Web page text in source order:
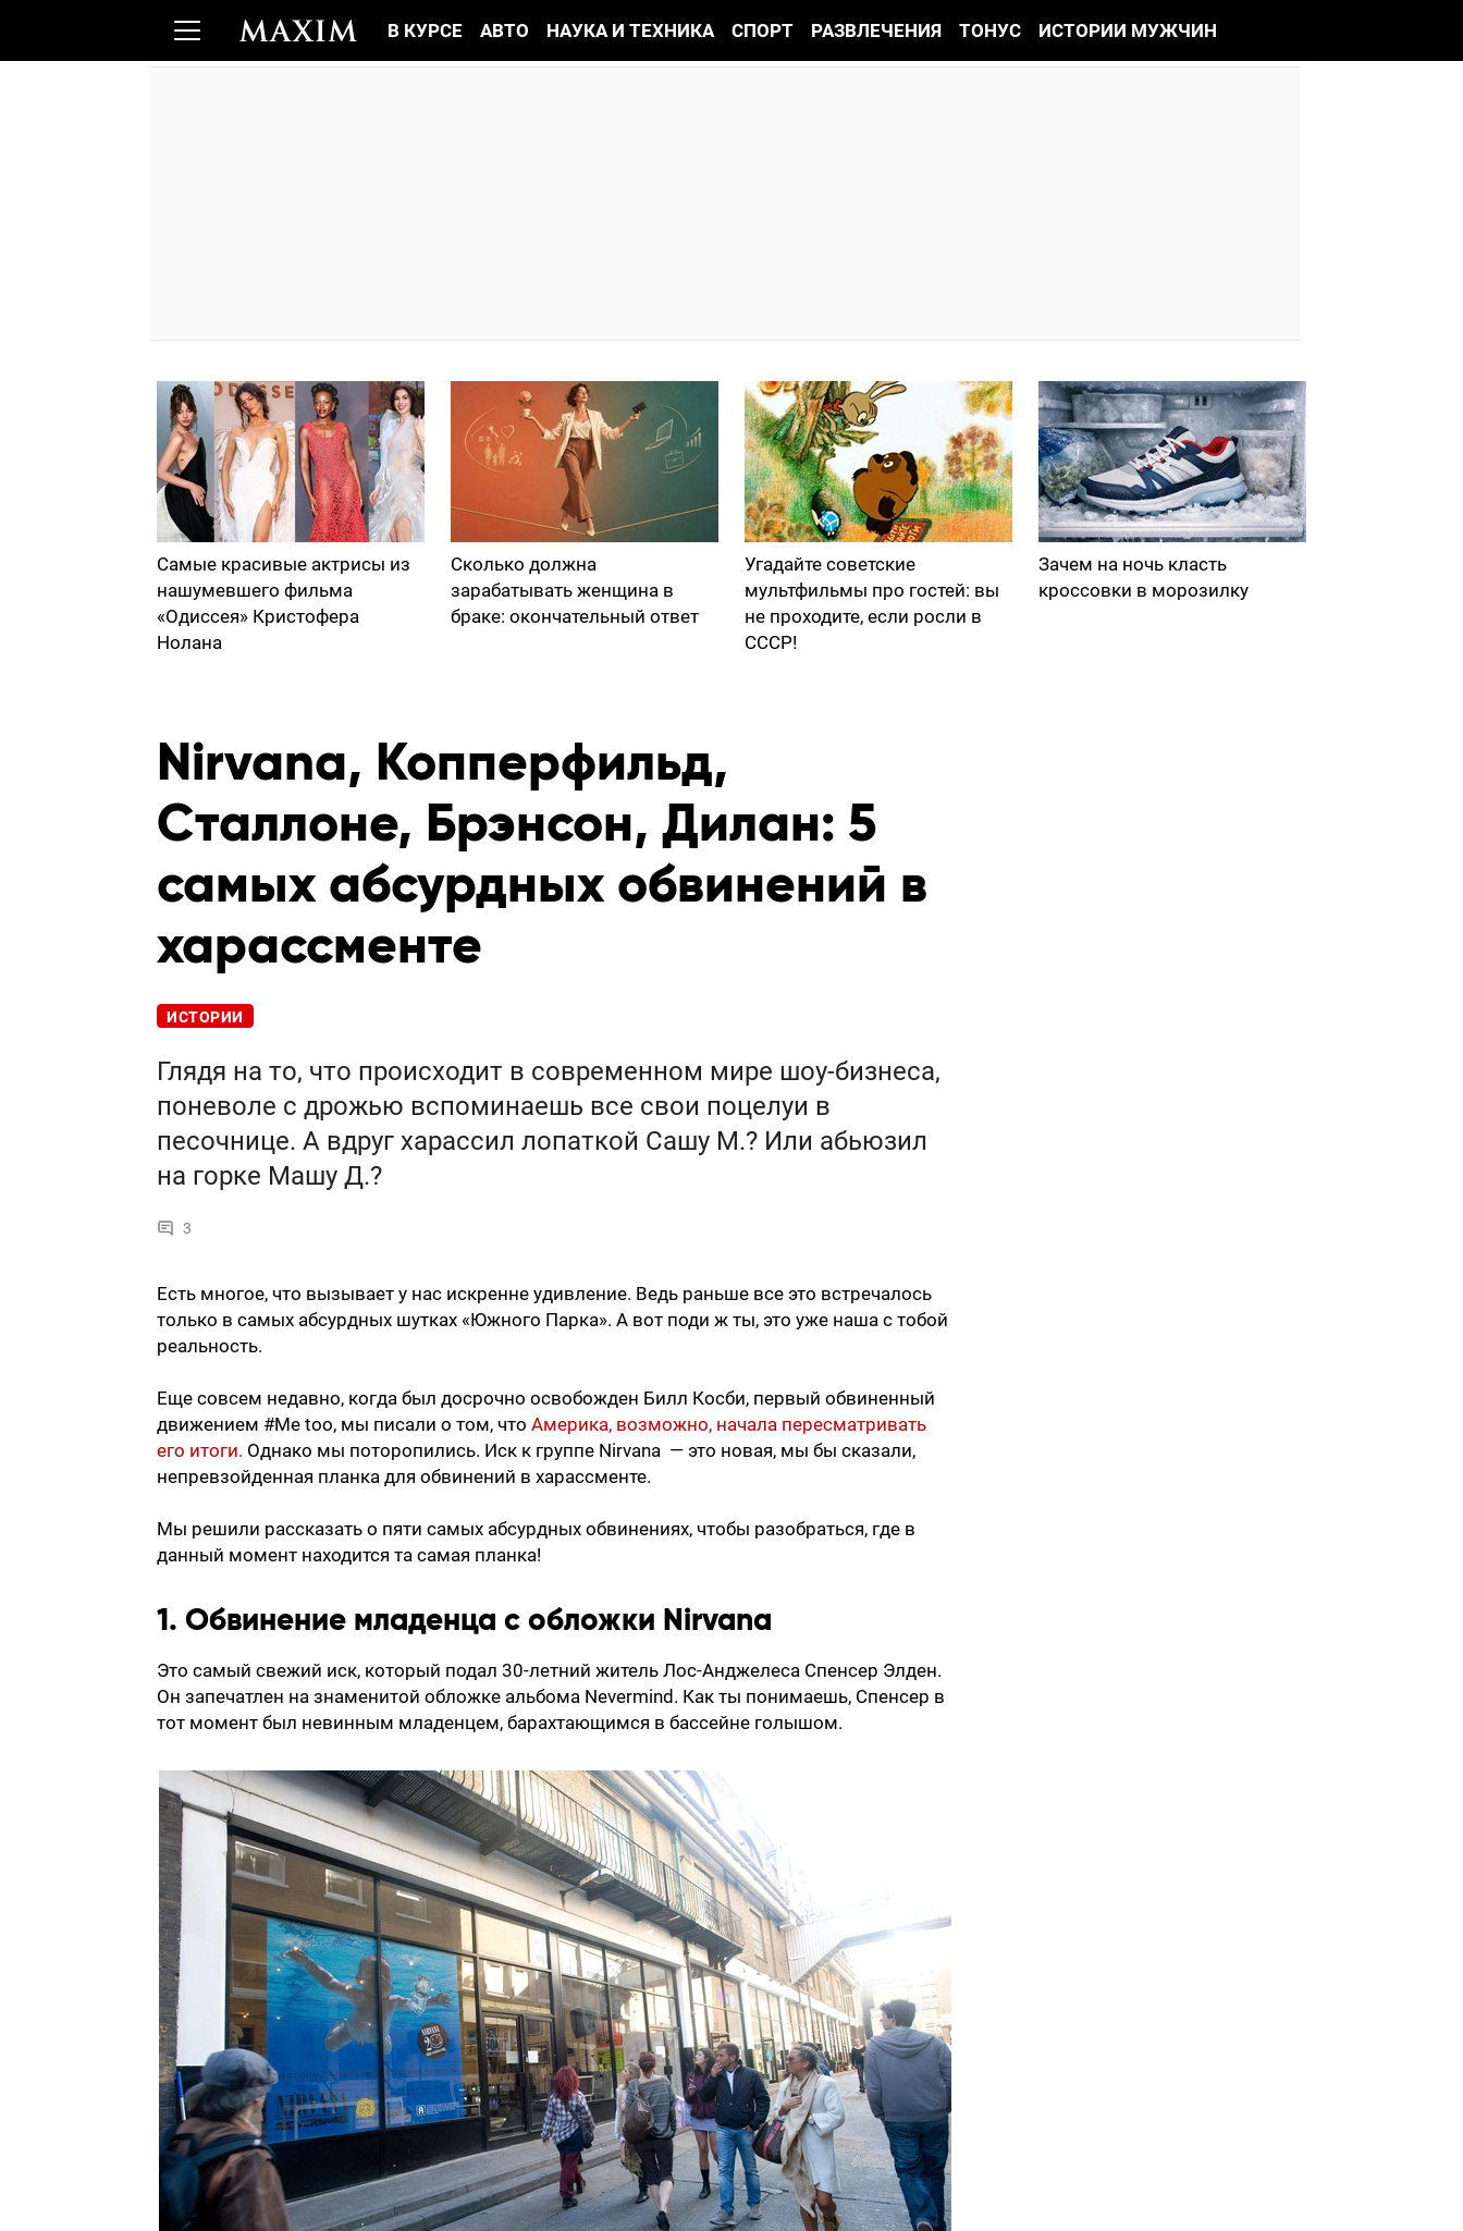
В КУРСЕ АВТО НАУКА И ТЕХНИКА СПОРТ РАЗВЛЕЧЕНИЯ ТОНУС ИСТОРИИ МУЖЧИН
Самые красивые актрисы из
нашумевшего фильма
«Одиссея» Кристофера
Нолана
Сколько должна
зарабатывать женщина в
браке: окончательный ответ
Угадайте советские
мультфильмы про гостей: вы
не проходите, если росли в
СССР!
Зачем на ночь класть
кроссовки в морозилку
Nirvana, Копперфильд,
Сталлоне, Брэнсон, Дилан: 5
самых абсурдных обвинений в
харассменте
ИСТОРИИ
Глядя на то, что происходит в современном мире шоу-бизнеса,
поневоле с дрожью вспоминаешь все свои поцелуи в
песочнице. А вдруг харассил лопаткой Сашу М.? Или абьюзил
на горке Машу Д.?
3
Есть многое, что вызывает у нас искренне удивление. Ведь раньше все это встречалось
только в самых абсурдных шутках «Южного Парка». А вот поди ж ты, это уже наша с тобой
реальность.
Еще совсем недавно, когда был досрочно освобожден Билл Косби, первый обвиненный
движением #Me too, мы писали о том, что Америка, возможно, начала пересматривать
его итоги. Однако мы поторопились. Иск к группе Nirvana — это новая, мы бы сказали,
непревзойденная планка для обвинений в харассменте.
Мы решили рассказать о пяти самых абсурдных обвинениях, чтобы разобраться, где в
данный момент находится та самая планка!
1. Обвинение младенца с обложки Nirvana
Это самый свежий иск, который подал 30-летний житель Лос-Анджелеса Спенсер Элден.
Он запечатлен на знаменитой обложке альбома Nevermind. Как ты понимаешь, Спенсер в
тот момент был невинным младенцем, барахтающимся в бассейне голышом.